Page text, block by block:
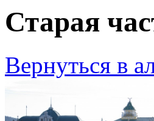
Старая
Вернуться в